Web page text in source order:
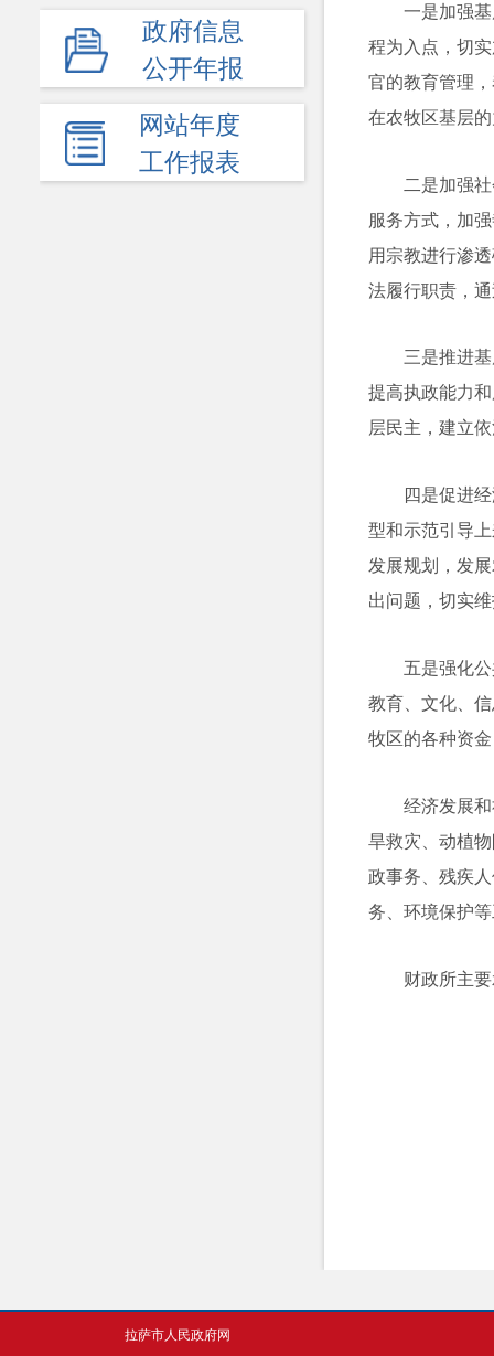
政府信息
公开年报
网站年度
工作报表
一是加强
程为入点，切
官的教育管理
在农牧区基层
二是加强
服务方式，加
用宗教进行渗
法履行职责，
三是推进
提高执政能力
层民主，建立
四是促进
型和示范引导
发展规划，发
出问题，切实
五是强化
教育、文化、
牧区的各种资
经济发展
旱救灾、动植
政事务、残疾
务、环境保护
财政所主
拉萨市人民政府网